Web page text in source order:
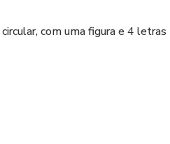
com uma figura e 4 letras